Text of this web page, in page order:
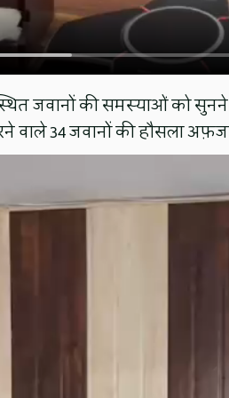
जवानों की समस्याओं को सुनने
वाले 34 जवानों की हौसला